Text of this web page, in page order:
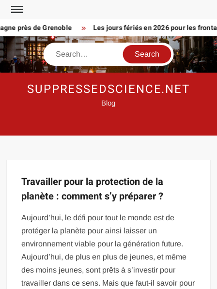
Skip
contentprès de Grenoble Les jours fériés en 2026 pour les
Search
SUPPRESSEDSCIENCE.NET
Blog
Travailler pour la protection de la
planète : comment s’y préparer ?
Aujourd’hui, le défi pour tout le monde est de
protéger la planète pour ainsi laisser un
environnement viable pour la génération future.
Aujourd’hui, de plus en plus de jeunes, et même
des moins jeunes, sont prêts à s’investir pour
travailler dans ce sens. Mais que faut-il savoir pour